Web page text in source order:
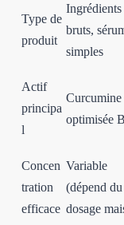
Type de
produit
Ingrédients
bruts,
simples
Actif
principa
l
Curcumine
optimisée
Concen
tration
efficace
Variable
(dépend du
dosage